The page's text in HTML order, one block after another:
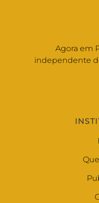
Agora em
independente